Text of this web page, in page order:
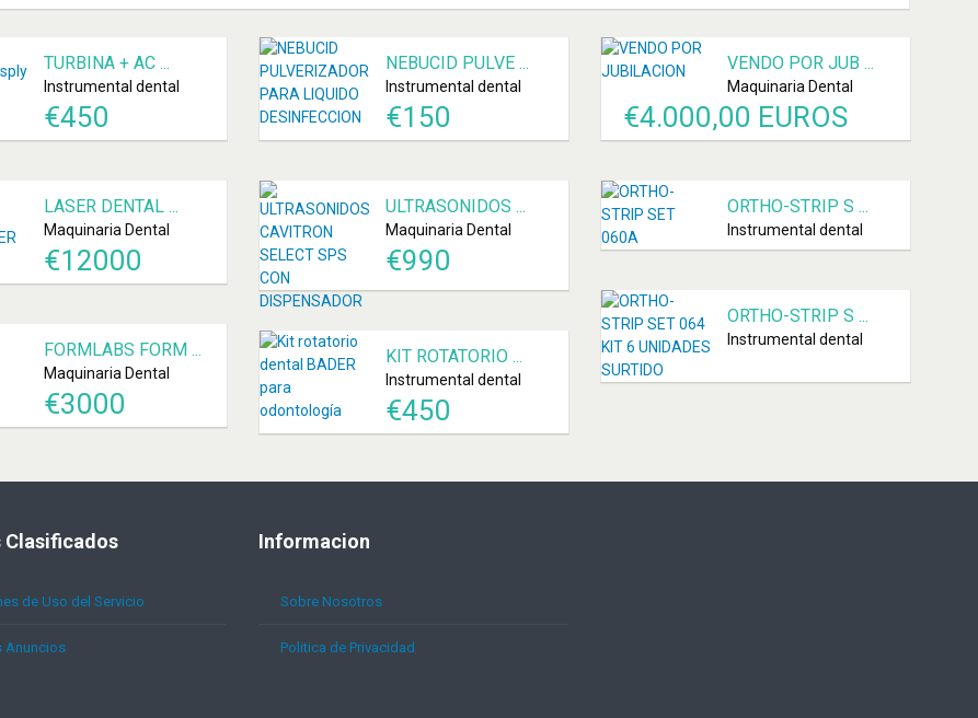
TURBINA + AC ...
Instrumental dental
€450
LASER DENTAL ...
Maquinaria Dental
€12000
FORMLABS FORM ...
Maquinaria Dental
€3000
NEBUCID PULVE ...
Instrumental dental
€150
ULTRASONIDOS ...
Maquinaria Dental
€990
KIT ROTATORIO ...
Instrumental dental
€450
VENDO POR JUB ...
Maquinaria Dental
€4.000,00 EUROS
ORTHO-STRIP S ...
Instrumental dental
ORTHO-STRIP S ...
Instrumental dental
Clasificados
de Uso del Servicio
Anuncios
Informacion
Sobre Nosotros
Politica de Privacidad